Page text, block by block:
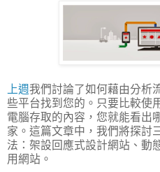
上週我們討論了如何藉由分析
些平台找到您的。只要比較使
電腦存取的內容，您就能看出
家。這篇文章中，我們將探討
法：架設回應式設計網站、動
用網站。